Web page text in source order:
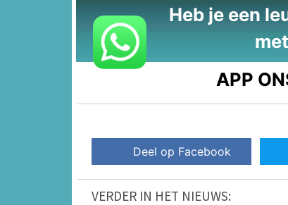
Heb je een
APP
Deel op Facebook
VERDER IN HET NIEUWS: